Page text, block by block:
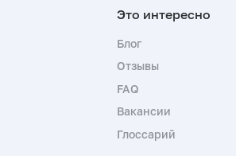
Блог
Отзывы
FAQ
Вакансии
Глоссарий